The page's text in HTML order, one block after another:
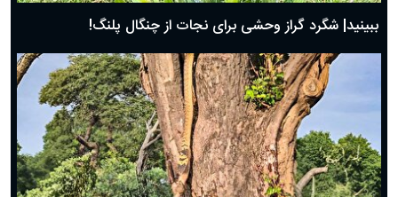
ببینید| شگرد گراز وحشی برای نجات از چنگال پلنگ!